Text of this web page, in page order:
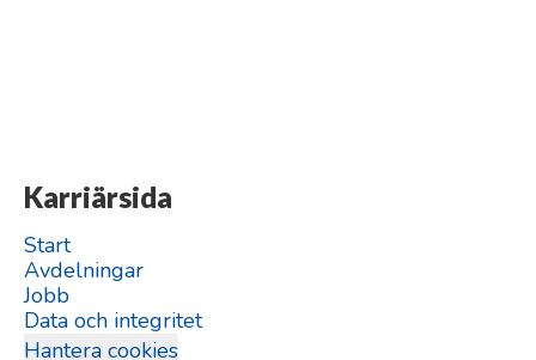
Karriärsida
Start
Avdelningar
Jobb
Data och integritet
Hantera cookies